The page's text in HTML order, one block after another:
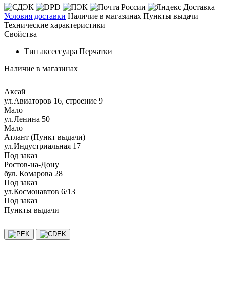
Условия доставки Наличие в магазинах Пункты выдачи
Технические характеристики
Свойства
Тип аксессуара Перчатки
Наличие в магазинах
Аксай
ул.Авиаторов 16, строение 9
Мало
ул.Ленина 50
Мало
Атлант (Пункт выдачи)
ул.Индустриальная 17
Под заказ
Ростов-на-Дону
бул. Комарова 28
Под заказ
ул.Космонавтов 6/13
Под заказ
Пункты выдачи